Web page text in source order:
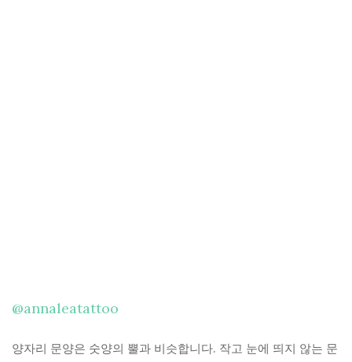
@annaleatattoo
양자리 문양은 숫양의 뿔과 비슷합니다. 작고 눈에 띄지 않는 문